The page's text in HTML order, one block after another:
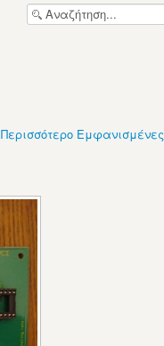
Περισσότερο Εμφανισμένες